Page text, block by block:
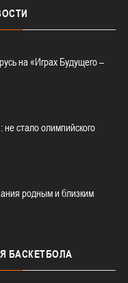
на «Играх Будущего –
не стало олимпийского
родным и близким
БАСКЕТБОЛА